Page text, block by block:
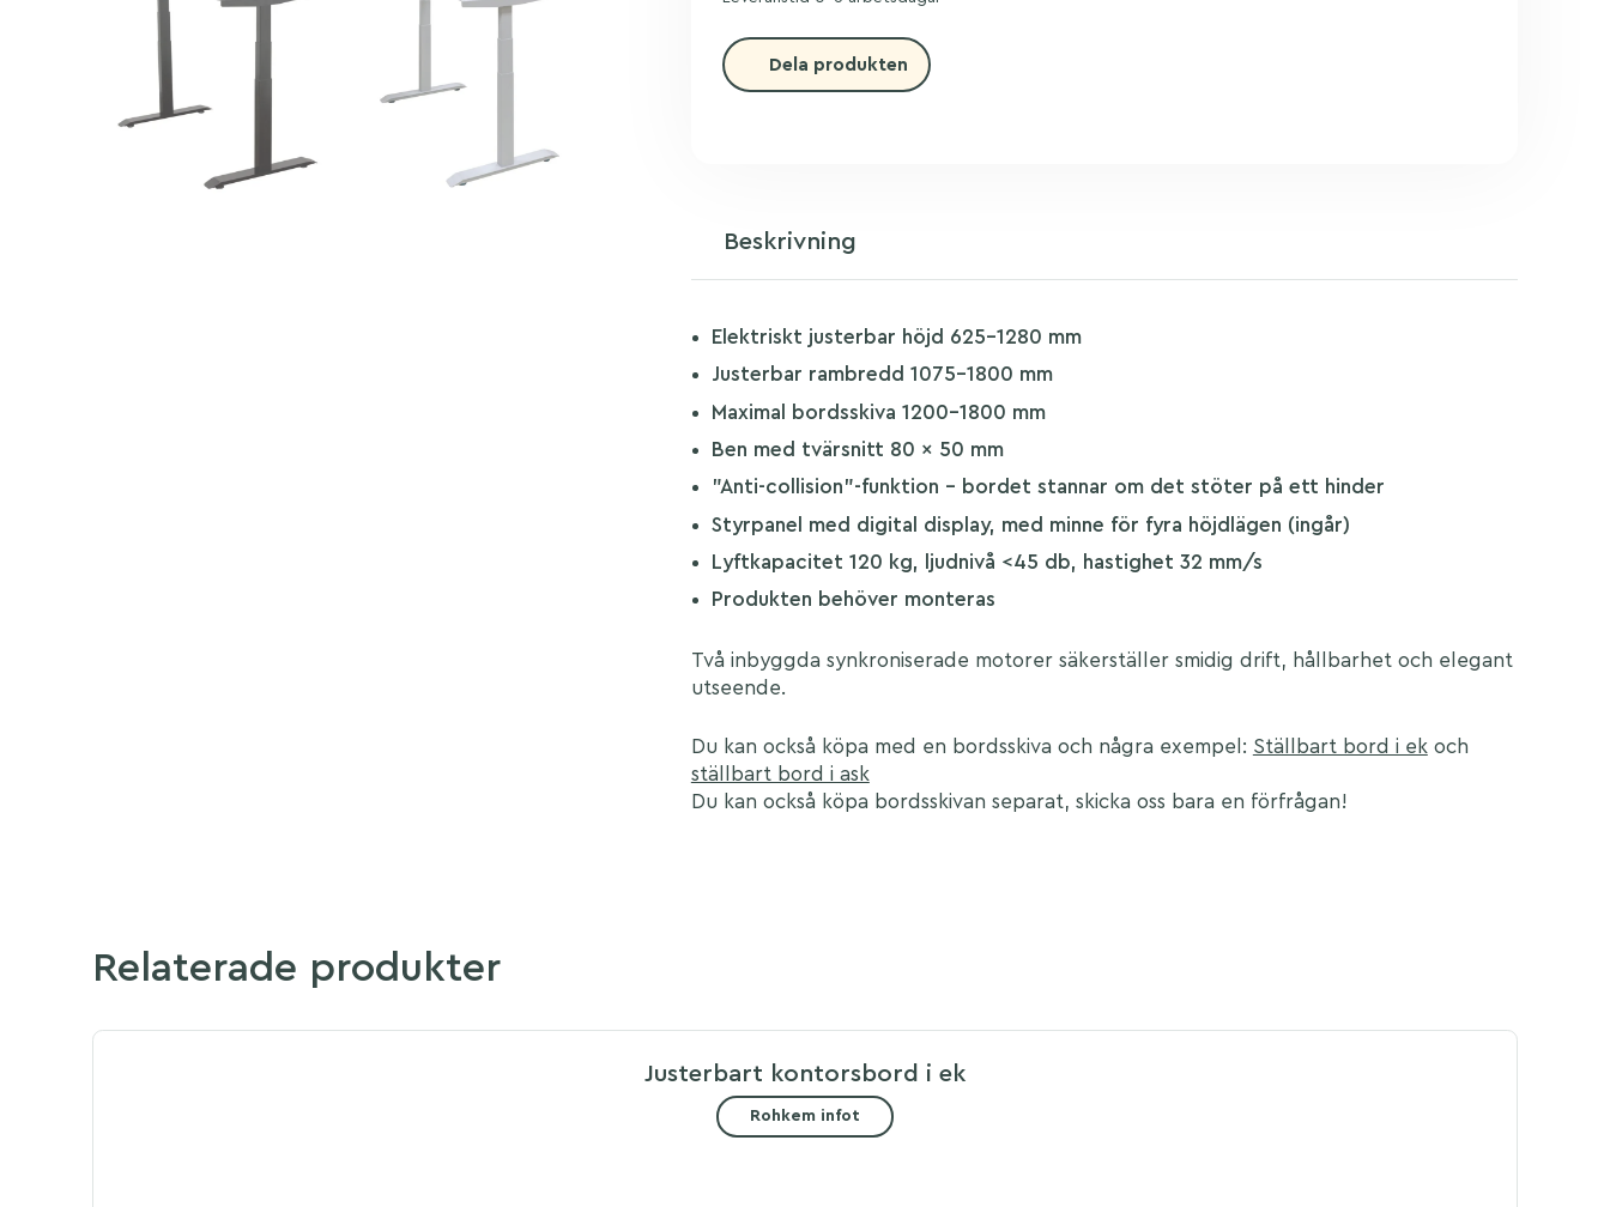
Dela produkten
Beskrivning
Elektriskt justerbar höjd 625–1280 mm
Justerbar rambredd 1075–1800 mm
Maximal bordsskiva 1200–1800 mm
Ben med tvärsnitt 80 x 50 mm
”Anti-collision”-funktion – bordet stannar om det stöter på ett hinder
Styrpanel med digital display, med minne för fyra höjdlägen (ingår)
Lyftkapacitet 120 kg, ljudnivå <45 db, hastighet 32 mm/s
Produkten behöver monteras
Två inbyggda synkroniserade motorer säkerställer smidig drift, hållbarhet och elegant
utseende.
Du kan också köpa med en bordsskiva och några exempel: Ställbart bord i ek och
ställbart bord i ask
Du kan också köpa bordsskivan separat, skicka oss bara en förfrågan!
Relaterade produkter
Justerbart kontorsbord i ek
Rohkem infot